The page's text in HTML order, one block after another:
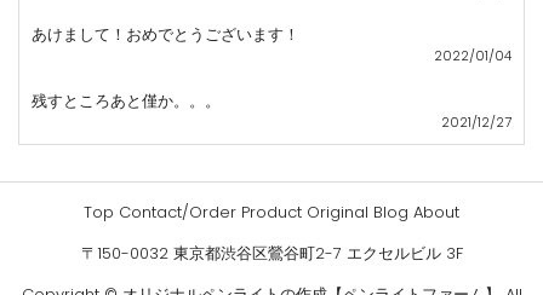
あけまして！おめでとうございます！
2022/01/04
残すところあと僅か。。。
2021/12/27
Top Contact/Order Product Original Blog About
〒150-0032 東京都渋谷区鶯谷町2-7 エクセルビル 3F